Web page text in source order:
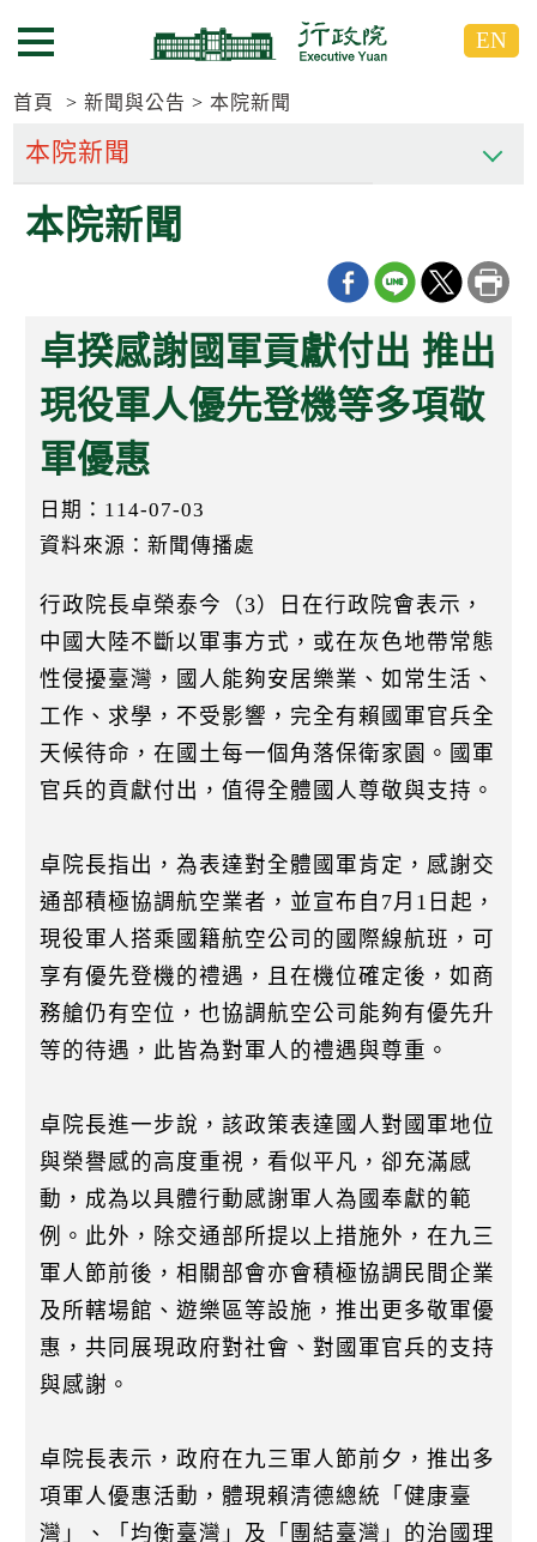
到
要
區
到
要
區
選單按鈕 EN
首頁 新聞與公告 本院新聞
本院新聞
卓揆感謝國軍貢獻付出 推出
現役軍人優先登機等多項敬
軍優惠
日期：114-07-03
資料來源：新聞傳播處
行政院長卓榮泰今（3）日在行政院會表示，
中國大陸不斷以軍事方式，或在灰色地帶常態
性侵擾臺灣，國人能夠安居樂業、如常生活、
工作、求學，不受影響，完全有賴國軍官兵全
天候待命，在國土每一個角落保衛家園。國軍
官兵的貢獻付出，值得全體國人尊敬與支持。
卓院長指出，為表達對全體國軍肯定，感謝交
通部積極協調航空業者，並宣布自7月1日起，
現役軍人搭乘國籍航空公司的國際線航班，可
享有優先登機的禮遇，且在機位確定後，如商
務艙仍有空位，也協調航空公司能夠有優先升
等的待遇，此皆為對軍人的禮遇與尊重。
卓院長進一步說，該政策表達國人對國軍地位
與榮譽感的高度重視，看似平凡，卻充滿感
動，成為以具體行動感謝軍人為國奉獻的範
例。此外，除交通部所提以上措施外，在九三
軍人節前後，相關部會亦會積極協調民間企業
及所轄場館、遊樂區等設施，推出更多敬軍優
惠，共同展現政府對社會、對國軍官兵的支持
與感謝。
卓院長表示，政府在九三軍人節前夕，推出多
項軍人優惠活動，體現賴清德總統「健康臺
灣」、「均衡臺灣」及「團結臺灣」的治國理